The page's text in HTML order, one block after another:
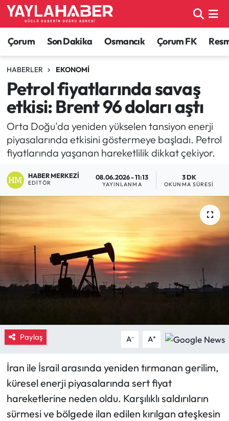
Çorum Son Dakika Osmancık Çorum FK
HABERLER EKONOMI
Petrol fiyatlarında savaş
etkisi: Brent 96 doları aştı
Orta Doğu'da yeniden yükselen tansiyon enerji
piyasalarında etkisini göstermeye başladı. Petrol
fiyatlarında yaşanan hareketlilik dikkat çekiyor.
HABER MERKEZI
EDITÖR
08.06.2026 - 11:13
YAYINLANMA
3 DK
OKUNMA SÜRESI
Paylaş A- A+
İran ile İsrail arasında yeniden tırmanan gerilim,
küresel enerji piyasalarında sert fiyat
hareketlerine neden oldu. Karşılıklı saldırıların
sürmesi ve bölgede ilan edilen kırılgan ateşkesin
Alaca Haberleri
Bayat Haberleri
Bilgi - Keşfet Haberleri
Bilim ve Teknoloji
Boğazkale Haberleri
Çorum Son Dakika Haberleri
Dodurga Haberleri
Eğitim
Ekonomi
Güncel
İskilip Haberleri
Kimdir?
Kültür Sanat
Çorum Nöbetçi Eczaneler
Çorum Hava Durumu
Çorum Namaz Vakitleri
Çorum Trafik Yoğunluk Haritası
TFF 1.Lig Puan Durumu ve Fikstür
Son Dakika Haberleri
Haber Arşivi